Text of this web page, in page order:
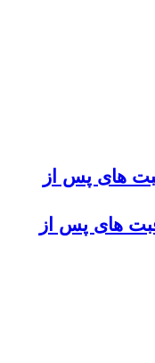
های پس از
های پس از